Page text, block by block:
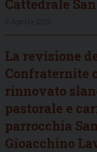
Cattedrale
La revisione
Confraternite
rinnovato
pastorale e
parrocchia
Gioacchino